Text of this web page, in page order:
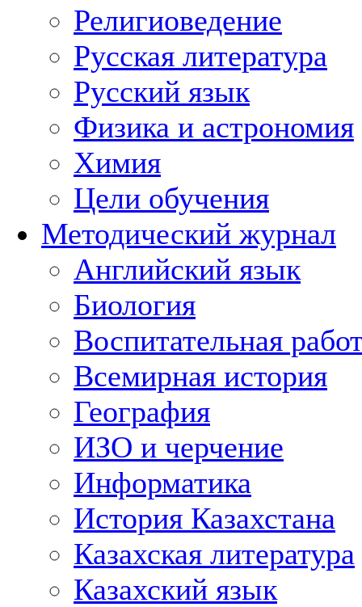
Религиоведение
Русская литература
Русский язык
Физика и астрономия
Химия
Цели обучения
Методический журнал
Английский язык
Биология
Воспитательная
Всемирная история
География
ИЗО и черчение
Информатика
История Казахстана
Казахская литература
Казахский язык